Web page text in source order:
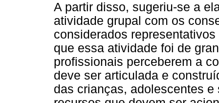
A partir disso, sugeriu-se a
atividade grupal com os
considerados
que essa atividade foi de
profissionais perceberem a
deve ser articulada e
das crianças, adolescentes